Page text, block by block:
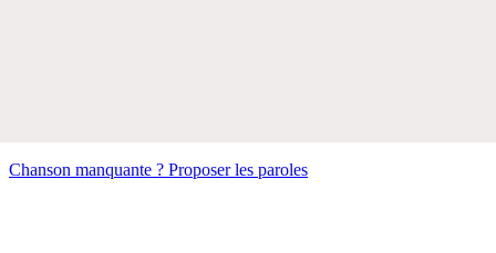
Chanson manquante ? Proposer les paroles